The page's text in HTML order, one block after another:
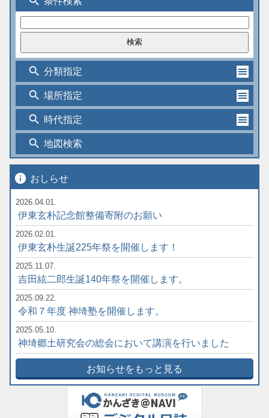
search 分類指定
search 場所指定
search 時代指定
search 地図検索
info おしらせ
2026.04.01.
伊東玄朴記念館整備寄附のお願い
2026.02.01.
伊東玄朴生誕225年祭を開催します！
2025.11.07.
吉田絃二郎生誕140年祭を開催します。
2025.09.22.
令和７年度 神埼塾を開催します。
2025.05.10.
神埼郷土研究会の総会において講演を行いました
お知らせをもっと見る